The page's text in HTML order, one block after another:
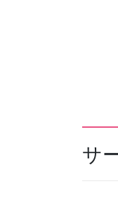
サ